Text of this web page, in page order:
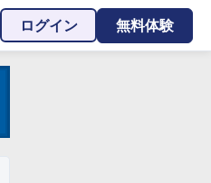
ログイン 無料体験